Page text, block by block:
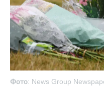
Фото: News Group